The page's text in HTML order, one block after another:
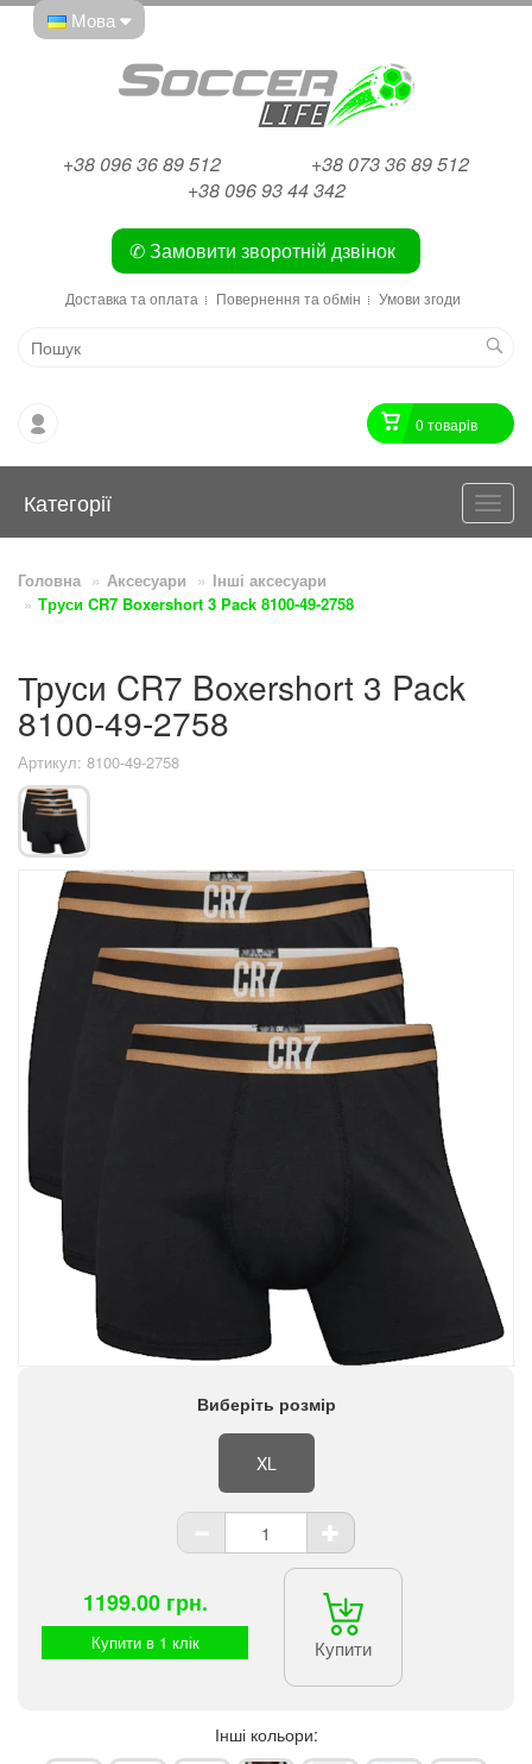
Мова
+38 096 36 89 512
+38 073 36 89 512
+38 096 93 44 342
✆ Замовити зворотній дзвінок
Доставка та оплата Повернення та обмін Умови згоди
0 товарiв
Категорії
Головна Аксесуари
Інші аксесуари
Труси CR7 Boxershort 3 Pack 8100-49-2758
Труси CR7 Boxershort 3 Pack
8100-49-2758
Артикул: 8100-49-2758
Виберіть розмір
XL
1199.00 грн.
Купити в 1 клік Купити
Інші кольори: